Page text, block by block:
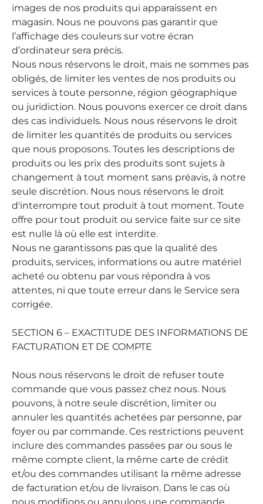
images de nos produits qui apparaissent en
magasin. Nous ne pouvons pas garantir que
l’affichage des couleurs sur votre écran
d’ordinateur sera précis.
Nous nous réservons le droit, mais ne sommes pas
obligés, de limiter les ventes de nos produits ou
services à toute personne, région géographique
ou juridiction. Nous pouvons exercer ce droit dans
des cas individuels. Nous nous réservons le droit
de limiter les quantités de produits ou services
que nous proposons. Toutes les descriptions de
produits ou les prix des produits sont sujets à
changement à tout moment sans préavis, à notre
seule discrétion. Nous nous réservons le droit
d'interrompre tout produit à tout moment. Toute
offre pour tout produit ou service faite sur ce site
est nulle là où elle est interdite.
Nous ne garantissons pas que la qualité des
produits, services, informations ou autre matériel
acheté ou obtenu par vous répondra à vos
attentes, ni que toute erreur dans le Service sera
corrigée.
SECTION 6 – EXACTITUDE DES INFORMATIONS DE
FACTURATION ET DE COMPTE
Nous nous réservons le droit de refuser toute
commande que vous passez chez nous. Nous
pouvons, à notre seule discrétion, limiter ou
annuler les quantités achetées par personne, par
foyer ou par commande. Ces restrictions peuvent
inclure des commandes passées par ou sous le
même compte client, la même carte de crédit
et/ou des commandes utilisant la même adresse
de facturation et/ou de livraison. Dans le cas où
nous modifions ou annulons une commande,